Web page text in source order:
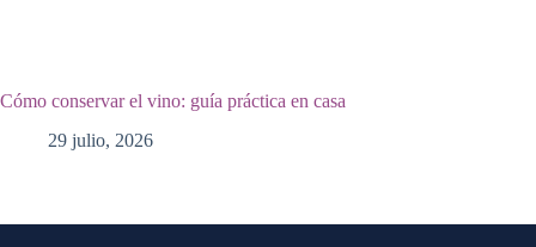
Cómo conservar el vino: guía práctica en casa
29 julio, 2026